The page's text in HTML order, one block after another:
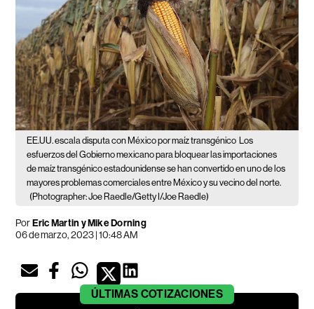
EE.UU. escala disputa con México por maíz transgénico
Los
esfuerzos del Gobierno mexicano para bloquear las importaciones
de maíz transgénico estadounidense se han convertido en uno de los
mayores problemas comerciales entre México y su vecino del norte.
(Photographer: Joe Raedle/Getty I/Joe Raedle)
PorEric Martin y Mike Dorning
06 de marzo, 2023 | 10:48 AM
ÚLTIMAS COTIZACIONES